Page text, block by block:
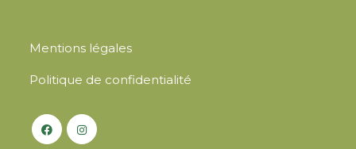
Mentions légales
Politique de confidentialité